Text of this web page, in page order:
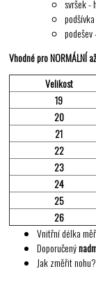
svršek -
Vhodné pro NORMÁLNÍ
Velikost
19
20
21
22
23
24
25
26
Vnitřní délka
Doporučený
Jak změřit